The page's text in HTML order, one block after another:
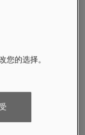
您的选择。